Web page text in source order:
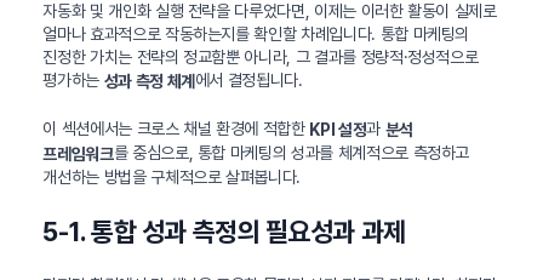
자동화 및 개인화 실행 전략을 다루었다면, 이제는 이러한 활동이 실제로
얼마나 효과적으로 작동하는지를 확인할 차례입니다. 통합 마케팅의
진정한 가치는 전략의 정교함뿐 아니라, 그 결과를 정량적·정성적으로
평가하는 성과 측정 체계 에서 결정됩니다.
이 섹션에서는 크로스 채널 환경에 적합한 KPI 설정과 분석
프레임워크를 중심으로, 통합 마케팅의 성과를 체계적으로 측정하고
개선하는 방법을 구체적으로 살펴봅니다.
5-1. 통합 성과 측정의 필요성과 과제